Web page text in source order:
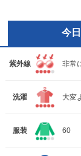
今日
紫外線 非常
洗濯 大変
服装 60